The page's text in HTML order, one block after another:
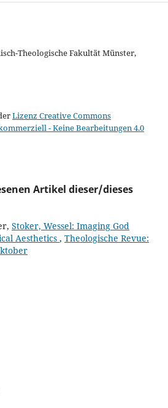
Theologische Fakultät Münster,
Lizenz Creative Commons
- Keine Bearbeitungen 4.0
Artikel dieser/dieses
Stoker, Wessel: Imaging God
Aesthetics , Theologische Revue: